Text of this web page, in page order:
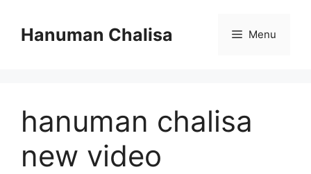
contentHanuman Chalisa Menu
hanuman chalisa
new video